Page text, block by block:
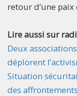
retour d’une
Lire aussi sur
Deux
déplorent
Situation
des